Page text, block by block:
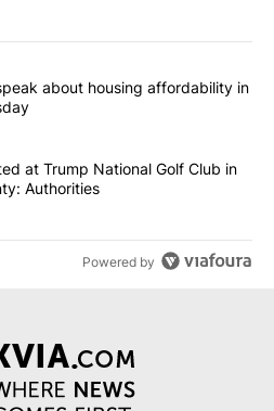
commented articles in the last
Abbott to speak about housing
about housing affordability in
man arrested at Trump National
at Trump National Golf Club in
Authorities
Powered by